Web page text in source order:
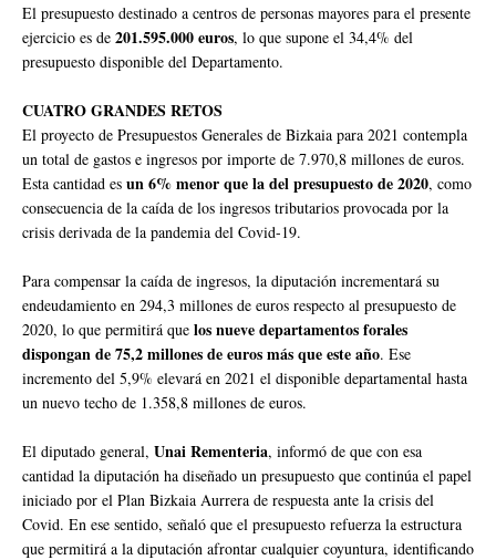
El presupuesto destinado a centros de personas mayores para el presente
ejercicio es de 201.595.000 euros, lo que supone el 34,4% del
presupuesto disponible del Departamento.
CUATRO GRANDES RETOS
El proyecto de Presupuestos Generales de Bizkaia para 2021 contempla
un total de gastos e ingresos por importe de 7.970,8 millones de euros.
Esta cantidad es un 6% menor que la del presupuesto de 2020, como
consecuencia de la caída de los ingresos tributarios provocada por la
crisis derivada de la pandemia del Covid-19.
Para compensar la caída de ingresos, la diputación incrementará su
endeudamiento en 294,3 millones de euros respecto al presupuesto de
2020, lo que permitirá que los nueve departamentos forales
dispongan de 75,2 millones de euros más que este año. Ese
incremento del 5,9% elevará en 2021 el disponible departamental hasta
un nuevo techo de 1.358,8 millones de euros.
El diputado general, Unai Rementeria, informó de que con esa
cantidad la diputación ha diseñado un presupuesto que continúa el papel
iniciado por el Plan Bizkaia Aurrera de respuesta ante la crisis del
Covid. En ese sentido, señaló que el presupuesto refuerza la estructura
que permitirá a la diputación afrontar cualquier coyuntura, identificando